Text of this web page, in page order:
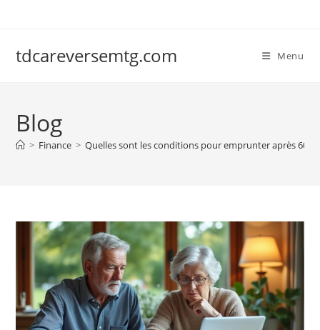
tdcareversemtg.com Menu
Blog
> Finance > Quelles sont les conditions pour emprunter après 60